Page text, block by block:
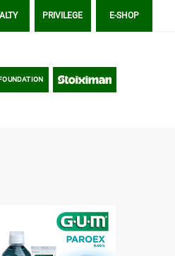
PRIVILEGE E-SHOP
STOIXIMAN